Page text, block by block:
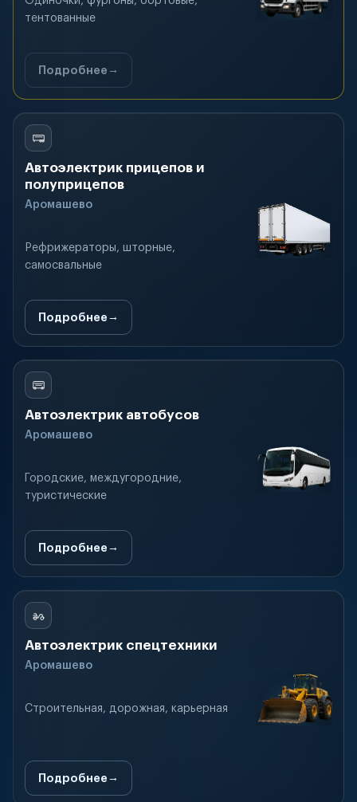
тентованные
Подробнее
Автоэлектрик прицепов и
полуприцепов
Аромашево
Рефрижераторы, шторные,
самосвальные
Подробнее
Автоэлектрик автобусов
Аромашево
Городские, междугородние,
туристические
Подробнее
Автоэлектрик спецтехники
Аромашево
Строительная, дорожная, карьерная
Подробнее